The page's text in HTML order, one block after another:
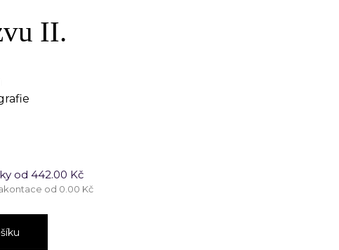
II.
od 442.00 Kč
od 0.00 Kč